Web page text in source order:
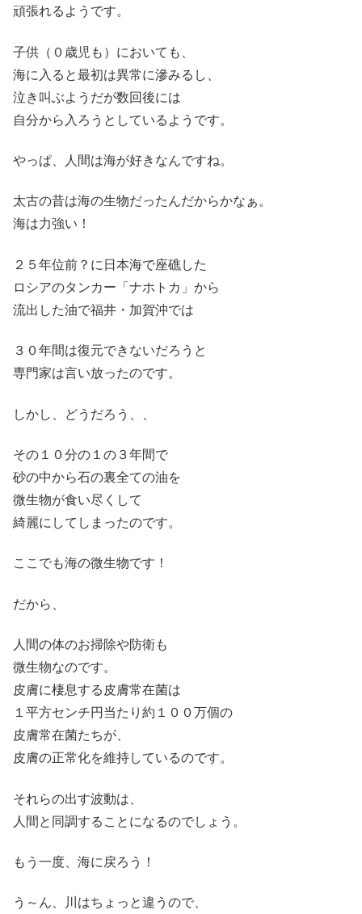
頑張れるようです。
子供（０歳児も）においても、
海に入ると最初は異常に滲みるし、
泣き叫ぶようだが数回後には
自分から入ろうとしているようです。
やっぱ、人間は海が好きなんですね。
太古の昔は海の生物だったんだからかなぁ。
海は力強い！
２５年位前？に日本海で座礁した
ロシアのタンカー「ナホトカ」から
流出した油で福井・加賀沖では
３０年間は復元できないだろうと
専門家は言い放ったのです。
しかし、どうだろう、、
その１０分の１の３年間で
砂の中から石の裏全ての油を
微生物が食い尽くして
綺麗にしてしまったのです。
ここでも海の微生物です！
だから、
人間の体のお掃除や防衛も
微生物なのです。
皮膚に棲息する皮膚常在菌は
１平方センチ円当たり約１００万個の
皮膚常在菌たちが、
皮膚の正常化を維持しているのです。
それらの出す波動は、
人間と同調することになるのでしょう。
もう一度、海に戻ろう！
う～ん、川はちょっと違うので、